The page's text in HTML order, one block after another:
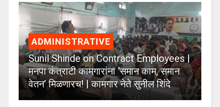
ADMINISTRATIVE
Sunil Shinde on Contract Employees |
मनपा कंत्राटी कामगारांना ‘समान काम, समान
वेतन’ मिळणारच! | कामगार नेते सुनील शिंदे